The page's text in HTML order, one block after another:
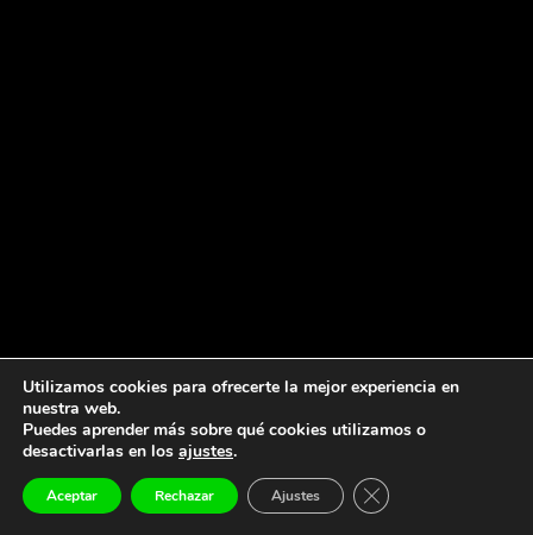
Utilizamos cookies para ofrecerte la mejor experiencia en
nuestra web.
Puedes aprender más sobre qué cookies utilizamos o
desactivarlas en los ajustes.
Aceptar Rechazar Ajustes CERRAR EL